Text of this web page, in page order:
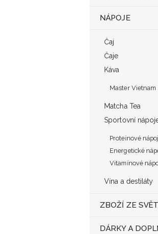
NÁPOJE
Čaj
Čaje
Káva
Master Vietnam
Matcha Tea
Sportovní
Proteinové
Energetické
Vitamínové
Vína a destiláty
ZBOŽÍ ZE
DÁRKY A